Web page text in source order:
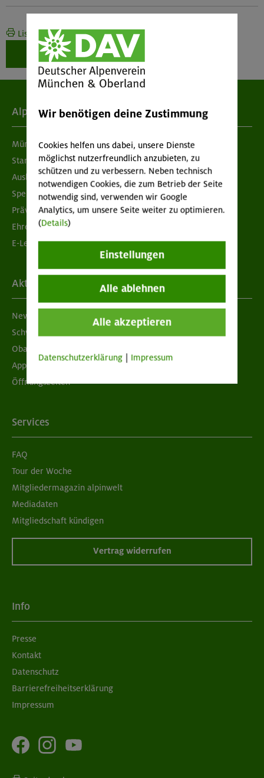
Liste drucken
Weiter zur Buchung
Alpenverein
München & Oberland
Standorte
Ausbildung & Jobs
Spenden
Prävention sexualisierter Gewalt
Ehrenamtsbörse
E-Learning
Aktuelles
Newsletter
Schwarzes Brett
Obacht geben!
App "Mein DAV+"
Öffnungszeiten
Services
FAQ
Tour der Woche
Mitgliedermagazin alpinwelt
Mediadaten
Mitgliedschaft kündigen
Vertrag widerrufen
Info
Presse
Kontakt
Datenschutz
Barrierefreiheitserklärung
Impressum
Wir benötigen deine Zustimmung
Cookies helfen uns dabei, unsere Dienste
möglichst nutzerfreundlich anzubieten, zu
schützen und zu verbessern. Neben technisch
notwendigen Cookies, die zum Betrieb der Seite
notwendig sind, verwenden wir Google
Analytics, um unsere Seite weiter zu optimieren.
(Details)
Einstellungen
Alle ablehnen
Alle akzeptieren
Datenschutzerklärung Impressum